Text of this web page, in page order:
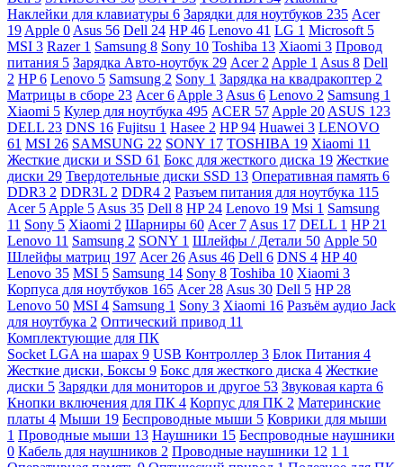
Наклейки для клавиатуры 6 Зарядки для ноутбуков 235 Acer
19 Apple 0 Asus 56 Dell 24 HP46 Lenovo 41 LG 1 Microsoft 5
MSI 3 Razer 1 Samsung 8 Sony 10 Toshiba 13 Xiaomi 3 Провод
питания 5 Зарядка Авто-ноутбук 29 Acer 2 Apple 1 Asus 8 Dell
2 HP6 Lenovo 5 Samsung 2 Sony 1 Зарядка на квадракоптер 2
Матрицы в сборе 23 Acer6 Apple 3 Asus 6 Lenovo 2 Samsung 1
Xiaomi 5 Кулер для ноутбука 495 ACER 57 Apple 20 ASUS 123
DELL 23 DNS 16 Fujitsu 1 Hasee 2 HP94 Huawei 3 LENOVO
61 MSI 26 SAMSUNG 22 SONY 17 TOSHIBA 19 Xiaomi 11
Жесткие диски и SSD 61 Бокс для жесткого диска 19 Жесткие
диски 29 Твердотельные диски SSD 13 Оперативная память 6
DDR3 2 DDR3L 2 DDR4 2 Разъем питания для ноутбука 115
Acer 5 Apple 5 Asus 35 Dell 8 HP 24 Lenovo 19 Msi 1 Samsung
11 Sony 5 Xiaomi 2 Шарниры 60 Acer 7 Asus 17 DELL 1 HP 21
Lenovo 11 Samsung 2 SONY 1 Шлейфы / Детали 50 Apple 50
Шлейфы матриц 197 Acer 26 Asus 46 Dell 6 DNS 4 HP40
Lenovo 35 MSI 5 Samsung 14 Sony 8 Toshiba 10 Xiaomi 3
Корпуса для ноутбуков 165 Acer 28 Asus 30 Dell 5 HP 28
Lenovo 50 MSI 4 Samsung 1 Sony 3 Xiaomi 16 Разъём аудио Jack
для ноутбука 2 Оптический привод 11
Комплектующие для ПК
Socket LGA на шарах 9 USB Контроллер 3 Блок Питания 4
Жесткие диски, Боксы 9 Бокс для жесткого диска 4 Жесткие
диски 5 Зарядки для мониторов и другое 53 Звуковая карта 6
Кнопки включения для ПК 4 Корпус для ПК 2 Материнские
платы 4 Мыши 19 Беспроводные мыши 5 Коврики для мыши
1 Проводные мыши 13 Наушники 15 Беспроводные наушники
0 Кабель для наушников 2 Проводные наушники 12 1 1